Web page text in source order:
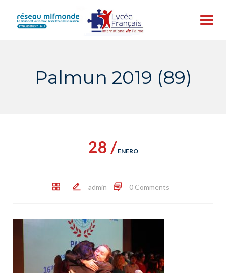
content
Palmun 2019 (89)
28 / ENERO
admin 0 Comments